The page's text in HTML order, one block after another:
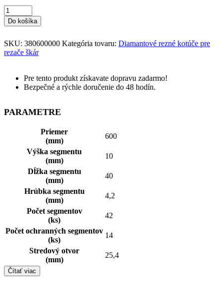
Do košíka
SKU: 380600000 Kategória tovaru: Diamantové rezné kotúče pre
rezače škár
Pre tento produkt získavate dopravu zadarmo!
Bezpečné a rýchle doručenie do 48 hodín.
PARAMETRE
Priemer
(mm)
600
Výška segmentu
(mm)
10
Dĺžka segmentu
(mm)
40
Hrúbka segmentu
(mm)
4,2
Počet segmentov
(ks)
42
Počet ochranných segmentov
(ks)
14
Stredový otvor
(mm)
25,4
Čítať viac